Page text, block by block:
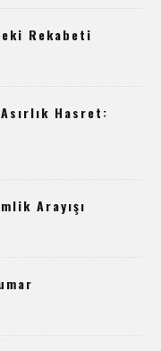
Rekabeti
Hasret:
Arayışı